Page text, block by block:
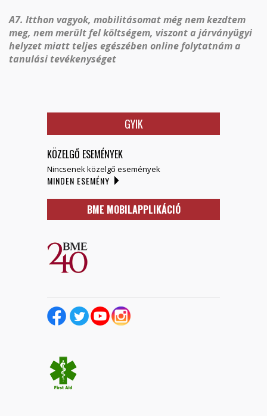
A7. Itthon vagyok, mobilitásomat még nem kezdtem
meg, nem merült fel költségem, viszont a járványügyi
helyzet miatt teljes egészében online folytatnám a
tanulási tevékenységet
GYIK
KÖZELGŐ ESEMÉNYEK
Nincsenek közelgő események
MINDEN ESEMÉNY
BME MOBILAPPLIKÁCIÓ